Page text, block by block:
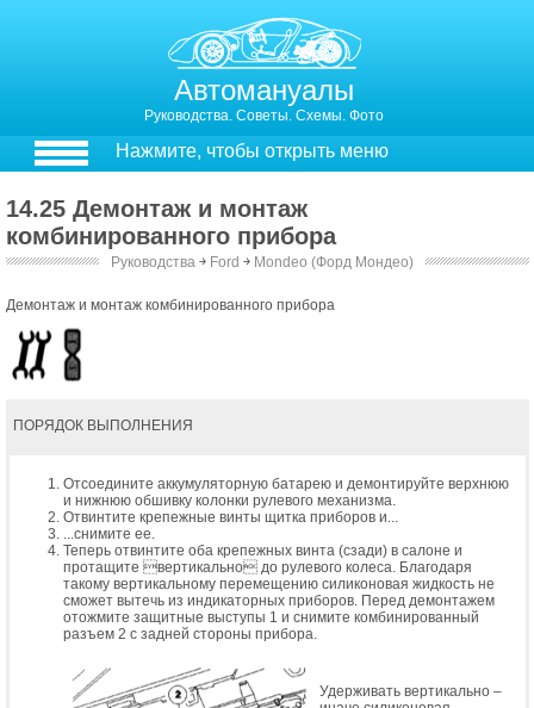
Автомануалы
Руководства. Советы. Схемы. Фото
Нажмите, чтобы открыть меню
14.25 Демонтаж и монтаж
комбинированного прибора
Руководства ￫ Ford ￫ Mondeo (Форд Мондео)
Демонтаж и монтаж комбинированного прибора
ПОРЯДОК ВЫПОЛНЕНИЯ
Отсоедините аккумуляторную батарею и демонтируйте верхнюю
и нижнюю обшивку колонки рулевого механизма.
Отвинтите крепежные винты щитка приборов и...
...снимите ее.
Теперь отвинтите оба крепежных винта (сзади) в салоне и
протащите вертикально до рулевого колеса. Благодаря
такому вертикальному перемещению силиконовая жидкость не
сможет вытечь из индикаторных приборов. Перед демонтажем
отожмите защитные выступы 1 и снимите комбинированный
разъем 2 с задней стороны прибора.
Удерживать вертикально –